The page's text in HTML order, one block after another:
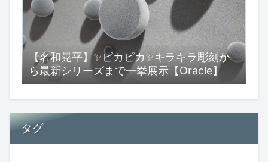
【名和晃平】✨ピカピカ✨キラキラ彫刻か
ら最新シリーズまで一挙展示【Oracle】
タグ